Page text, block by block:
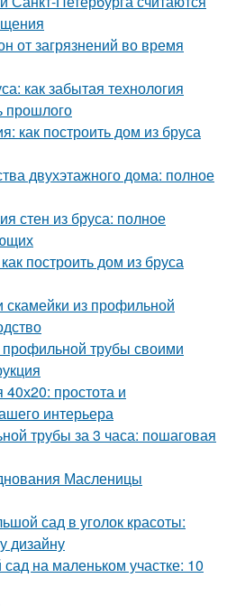
от загрязнений во время
как забытая технология
прошлого
как построить дом из бруса
двухэтажного дома: полное
стен из бруса: полное
построить дом из бруса
из профильной
трубы своими
простота и
интерьера
трубы за 3 часа: пошаговая
Масленицы
сад в уголок красоты:
дизайну
на маленьком участке: 10